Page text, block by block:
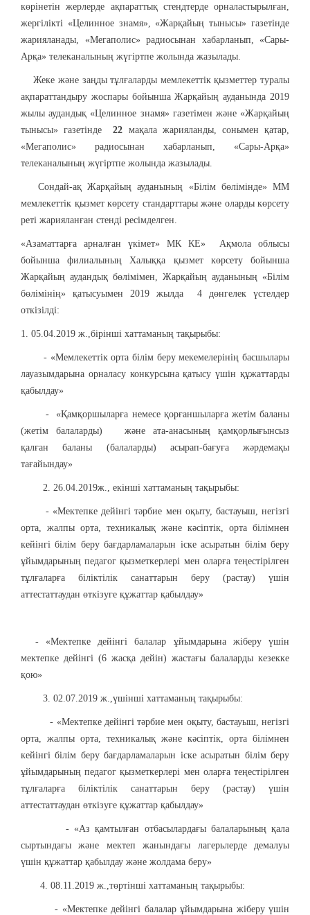
көрінетін жерлерде ақпараттық стендтерде орналастырылған,
жергілікті «Целинное знамя», «Жарқайың тынысы» газетінде
жарияланады, «Мегаполис» радиосынан хабарланып, «Сары-
Арқа» телеканалының жүгіртпе жолында жазылады.
Жеке және заңды тұлғаларды мемлекеттік қызметтер туралы
ақпараттандыру жоспары бойынша Жарқайың ауданында 2019
жылы аудандық «Целинное знамя» газетімен және «Жарқайың
тынысы» газетінде22 мақала жарияланды, сонымен қатар,
«Мегаполис» радиосынан хабарланып, «Сары-Арқа»
телеканалының жүгіртпе жолында жазылады.
Сондай-ақ Жарқайың ауданының «Білім бөлімінде» ММ
мемлекеттік қызмет көрсету стандарттары және оларды көрсету
реті жарияланған стенді ресімделген.
«Азаматтарға арналған үкімет» МК КЕ» Ақмола облысы
бойынша филиалының Халыққа қызмет көрсету бойынша
Жарқайың аудандық бөлімімен, Жарқайың ауданының «Білім
бөлімінің» қатысуымен 2019 жылда 4 дөнгелек үстелдер
откізілді:
1. 05.04.2019 ж.,бірінші хаттаманың тақырыбы:
- «Мемлекеттік орта білім беру мекемелерінің басшылары
лауазымдарына орналасу конкурсына қатысу үшін құжаттарды
қабылдау»
- «Қамқоршыларға немесе қорғаншыларға жетім баланы
(жетім балаларды) және ата-анасының қамқорлығынсыз
қалған баланы (балаларды) асырап-бағуға жәрдемақы
тағайындау»
2. 26.04.2019ж., екінші хаттаманың тақырыбы:
- «Мектепке дейінгі тәрбие мен оқыту, бастауыш, негізгі
орта, жалпы орта, техникалық және кәсіптік, орта білімнен
кейінгі білім беру бағдарламаларын іске асыратын білім беру
ұйымдарының педагог қызметкерлері мен оларға теңестірілген
тұлғаларға біліктілік санаттарын беру (растау) үшін
аттестаттаудан өткізуге құжаттар қабылдау»
- «Мектепке дейінгі балалар ұйымдарына жіберу үшін
мектепке дейінгі (6 жасқа дейін) жастағы балаларды кезекке
қою»
3. 02.07.2019 ж.,үшінші хаттаманың тақырыбы:
- «Мектепке дейінгі тәрбие мен оқыту, бастауыш, негізгі
орта, жалпы орта, техникалық және кәсіптік, орта білімнен
кейінгі білім беру бағдарламаларын іске асыратын білім беру
ұйымдарының педагог қызметкерлері мен оларға теңестірілген
тұлғаларға біліктілік санаттарын беру (растау) үшін
аттестаттаудан өткізуге құжаттар қабылдау»
- «Аз қамтылған отбасылардағы балаларының қала
сыртындағы және мектеп жанындағы лагерьлерде демалуы
үшін құжаттар қабылдау және жолдама беру»
4. 08.11.2019 ж.,төртінші хаттаманың тақырыбы:
- «Мектепке дейінгі балалар ұйымдарына жіберу үшін